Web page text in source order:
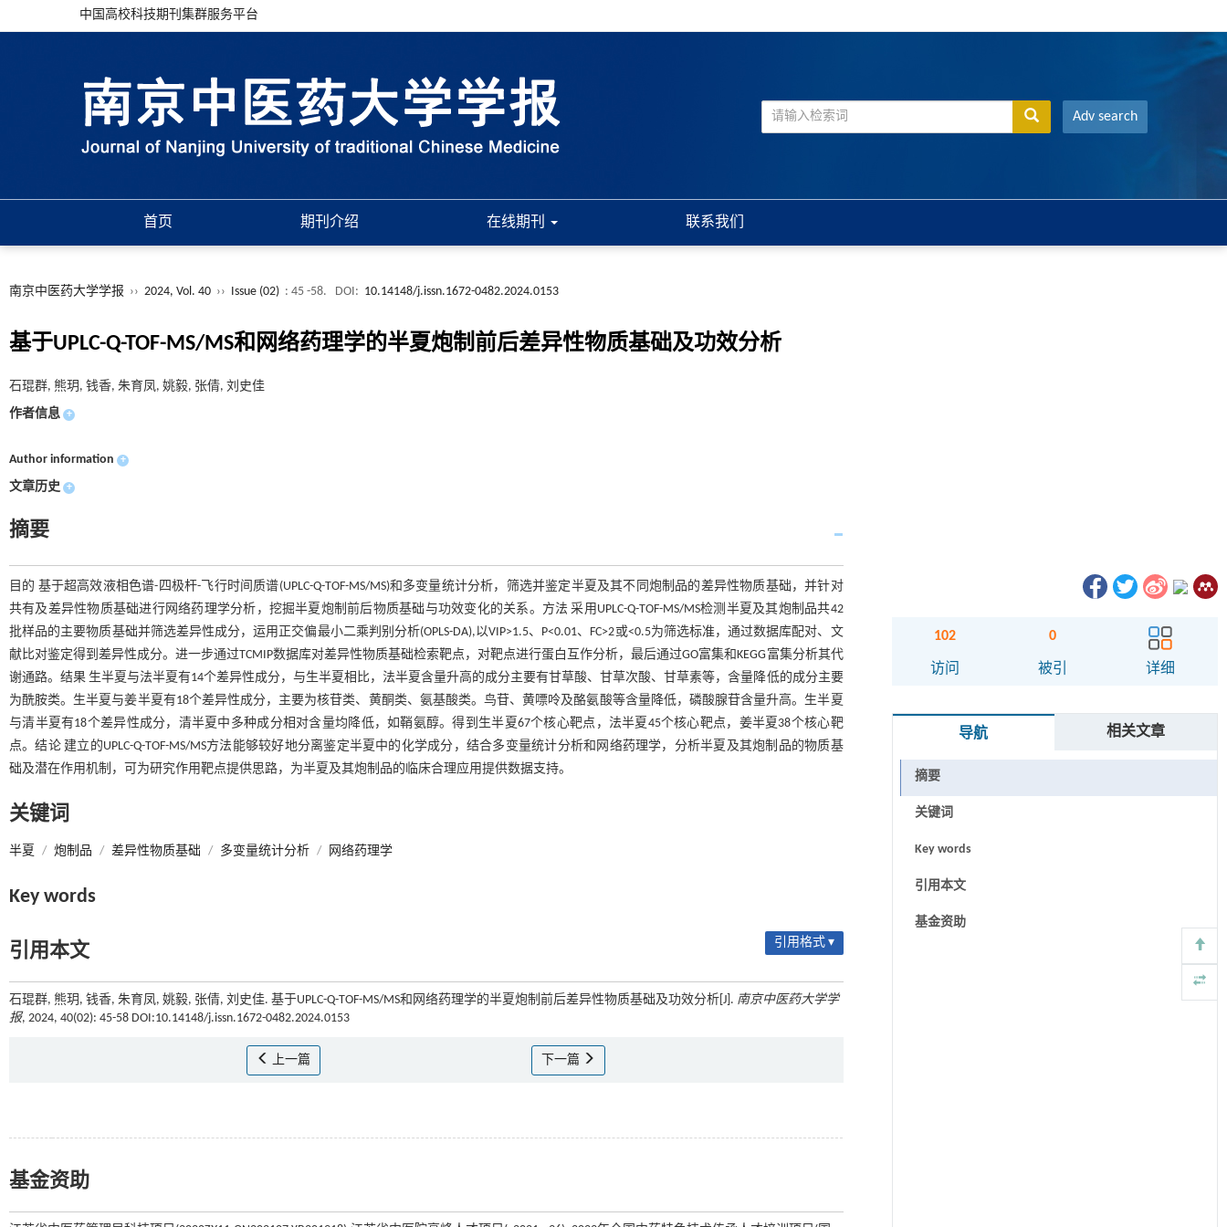
中国高校科技期刊集群服务平台
Adv search
首页 期刊介绍 在线期刊 联系我们
南京中医药大学学报 ›› 2024, Vol. 40 ›› Issue (02) : 45 -58. DOI: 10.14148/j.issn.1672-0482.2024.0153
基于UPLC-Q-TOF-MS/MS和网络药理学的半夏炮制前后差异性物质基础及功效分析
石琨群, 熊玥, 钱香, 朱育凤, 姚毅, 张倩, 刘史佳
作者信息 +
Author information +
文章历史 +
摘要
目的 基于超高效液相色谱-四极杆-飞行时间质谱(UPLC-Q-TOF-MS/MS)和多变量统计分析，筛选并鉴定半夏及其不同炮制品的差异性物质基础，并针对
共有及差异性物质基础进行网络药理学分析，挖掘半夏炮制前后物质基础与功效变化的关系。方法 采用UPLC-Q-TOF-MS/MS检测半夏及其炮制品共42
批样品的主要物质基础并筛选差异性成分，运用正交偏最小二乘判别分析(OPLS-DA),以VIP>1.5、P<0.01、FC>2或<0.5为筛选标准，通过数据库配对、文
献比对鉴定得到差异性成分。进一步通过TCMIP数据库对差异性物质基础检索靶点，对靶点进行蛋白互作分析，最后通过GO富集和KEGG富集分析其代
谢通路。结果 生半夏与法半夏有14个差异性成分，与生半夏相比，法半夏含量升高的成分主要有甘草酸、甘草次酸、甘草素等，含量降低的成分主要
为酰胺类。生半夏与姜半夏有18个差异性成分，主要为核苷类、黄酮类、氨基酸类。鸟苷、黄嘌呤及酪氨酸等含量降低，磷酸腺苷含量升高。生半夏
与清半夏有18个差异性成分，清半夏中多种成分相对含量均降低，如鞘氨醇。得到生半夏67个核心靶点，法半夏45个核心靶点，姜半夏38个核心靶
点。结论 建立的UPLC-Q-TOF-MS/MS方法能够较好地分离鉴定半夏中的化学成分，结合多变量统计分析和网络药理学，分析半夏及其炮制品的物质基
础及潜在作用机制，可为研究作用靶点提供思路，为半夏及其炮制品的临床合理应用提供数据支持。
关键词
半夏 / 炮制品 / 差异性物质基础 / 多变量统计分析 / 网络药理学
Key words
引用本文 引用格式 ▾
石琨群, 熊玥, 钱香, 朱育凤, 姚毅, 张倩, 刘史佳. 基于UPLC-Q-TOF-MS/MS和网络药理学的半夏炮制前后差异性物质基础及功效分析[J]. 南京中医药大学学
报, 2024, 40(02): 45-58 DOI:10.14148/j.issn.1672-0482.2024.0153
上一篇 下一篇
基金资助
102
访问
0
被引 详细
导航 相关文章
摘要
关键词
Key words
引用本文
基金资助